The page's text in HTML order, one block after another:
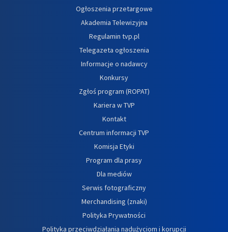
Ogłoszenia przetargowe
Akademia Telewizyjna
Regulamin tvp.pl
Telegazeta ogłoszenia
Informacje o nadawcy
Konkursy
Zgłoś program (ROPAT)
Kariera w TVP
Kontakt
Centrum informacji TVP
Komisja Etyki
Program dla prasy
Dla mediów
Serwis fotograficzny
Merchandising (znaki)
Polityka Prywatności
Polityka przeciwdziałania nadużyciom i korupcji